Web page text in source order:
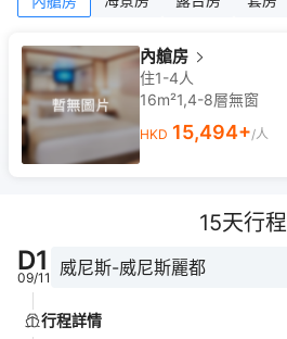
內艙房
住1-4人
16m²1,4-8層無窗
HKD 15,494+/人
15天行程
D1
09/11 威尼斯-威尼斯麗都
行程詳情